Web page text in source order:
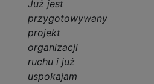
Już jest
przygotowywany
projekt
organizacji
ruchu i już
uspokajam